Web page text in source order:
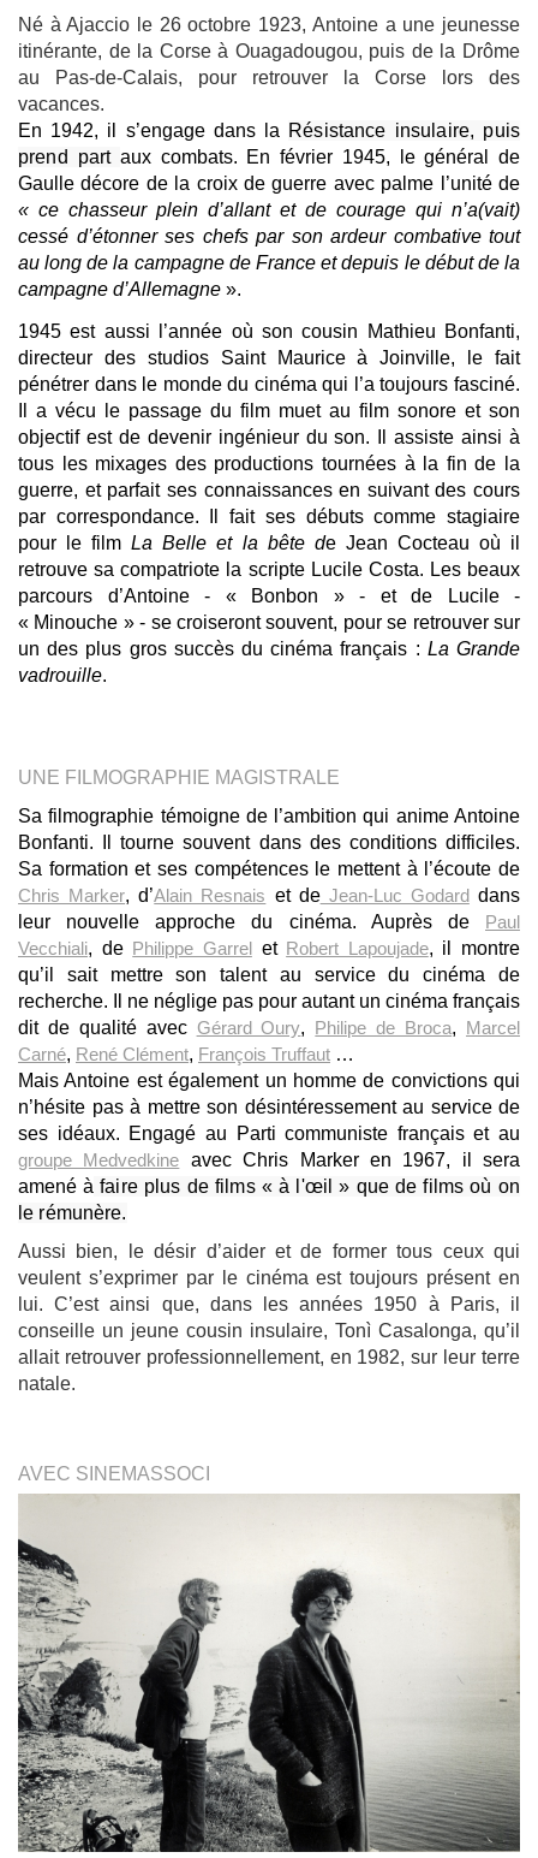
Né à Ajaccio le 26 octobre 1923, Antoine a une jeunesse
itinérante, de la Corse à Ouagadougou, puis de la Drôme
au Pas-de-Calais, pour retrouver la Corse lors des
vacances.
En 1942, il s’engage dans la Résistance insulaire, puis
prend part aux combats. En février 1945, le général de
Gaulle décore de la croix de guerre avec palme l’unité de
« ce chasseur plein d’allant et de courage qui n’a(vait)
cessé d’étonner ses chefs par son ardeur combative tout
au long de la campagne de France et depuis le début de la
campagne d’Allemagne ».
1945 est aussi l’année où son cousin Mathieu Bonfanti,
directeur des studios Saint Maurice à Joinville, le fait
pénétrer dans le monde du cinéma qui l’a toujours fasciné.
Il a vécu le passage du film muet au film sonore et son
objectif est de devenir ingénieur du son. Il assiste ainsi à
tous les mixages des productions tournées à la fin de la
guerre, et parfait ses connaissances en suivant des cours
par correspondance. Il fait ses débuts comme stagiaire
pour le filmLa Belle et la bête de Jean Cocteau où il
retrouve sa compatriote la scripte Lucile Costa. Les beaux
parcours d’Antoine - « Bonbon » - et de Lucile -
« Minouche » - se croiseront souvent, pour se retrouver sur
un des plus gros succès du cinéma français : La Grande
vadrouille.
UNE FILMOGRAPHIE MAGISTRALE
Sa filmographie témoigne de l’ambition qui anime Antoine
Bonfanti. Il tourne souvent dans des conditions difficiles.
Sa formation et ses compétences le mettent à l’écoute de
Chris Marker, d’Alain Resnais et deJean-Luc Godarddans
leur nouvelle approche du cinéma. Auprès de Paul
Vecchiali, de Philippe Garrelet Robert Lapoujade, il montre
qu’il sait mettre son talent au service du cinéma de
recherche. Il ne néglige pas pour autant un cinéma français
dit de qualité avec Gérard Oury, Philipe de Broca, Marcel
Carné, René Clément, François Truffaut …
Mais Antoine est également un homme de convictions qui
n’hésite pas à mettre son désintéressement au service de
ses idéaux. Engagé au Parti communiste français et au
groupe Medvedkine avec Chris Marker en 1967, il sera
amené à faire plus de films « à l'œil » que de films où on
le rémunère.
Aussi bien, le désir d’aider et de former tous ceux qui
veulent s’exprimer par le cinéma est toujours présent en
lui. C’est ainsi que, dans les années 1950 à Paris, il
conseille un jeune cousin insulaire, Tonì Casalonga, qu’il
allait retrouver professionnellement, en 1982, sur leur terre
natale.
AVEC SINEMASSOCI